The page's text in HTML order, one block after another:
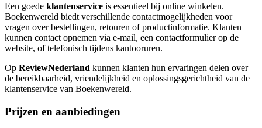
Een goede klantenservice is essentieel bij online winkelen.
Boekenwereld biedt verschillende contactmogelijkheden voor
vragen over bestellingen, retouren of productinformatie. Klanten
kunnen contact opnemen via e-mail, een contactformulier op de
website, of telefonisch tijdens kantooruren.
Op ReviewNederland kunnen klanten hun ervaringen delen over
de bereikbaarheid, vriendelijkheid en oplossingsgerichtheid van de
klantenservice van Boekenwereld.
Prijzen en aanbiedingen